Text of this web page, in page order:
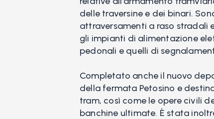
delle traversine e dei binari.
attraversamenti a raso stradali
gli impianti di alimentazione
pedonali e quelli di
Completato anche il nuovo
della fermata Petosino e
tram, così come le opere civili
banchine ultimate. È stata